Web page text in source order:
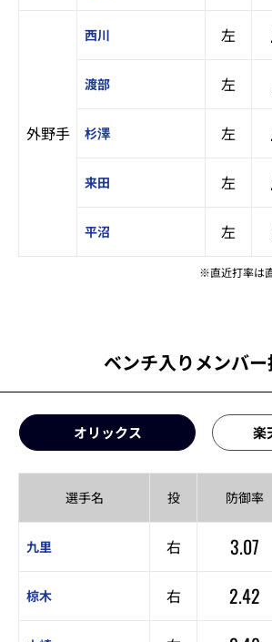
外野手
西川 左
渡部 左
杉澤 左
来田 左
平沼 左
※直近打率は
ベンチ入りメンバ
オリックス 楽
選手名 投 防御率
九里 右 3.07
椋木 右 2.42